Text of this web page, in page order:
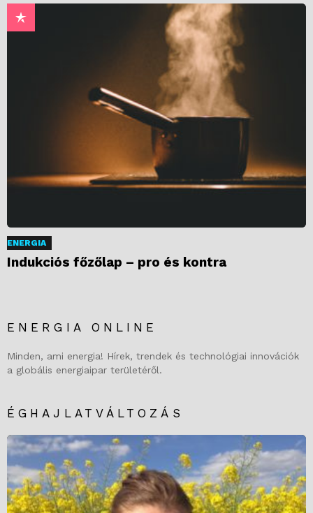
ENERGIA
Indukciós főzőlap – pro és kontra
ENERGIA ONLINE
Minden, ami energia! Hírek, trendek és technológiai innovációk
a globális energiaipar területéről.
ÉGHAJLATVÁLTOZÁS